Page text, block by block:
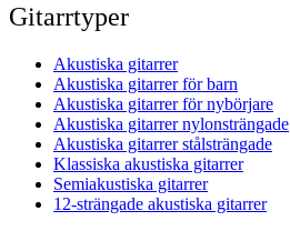
Gitarrtyper
Akustiska gitarrer
Akustiska gitarrer för barn
Akustiska gitarrer för nybörjare
Akustiska gitarrer nylonsträngade
Akustiska gitarrer stålsträngade
Klassiska akustiska gitarrer
Semiakustiska gitarrer
12-strängade akustiska gitarrer